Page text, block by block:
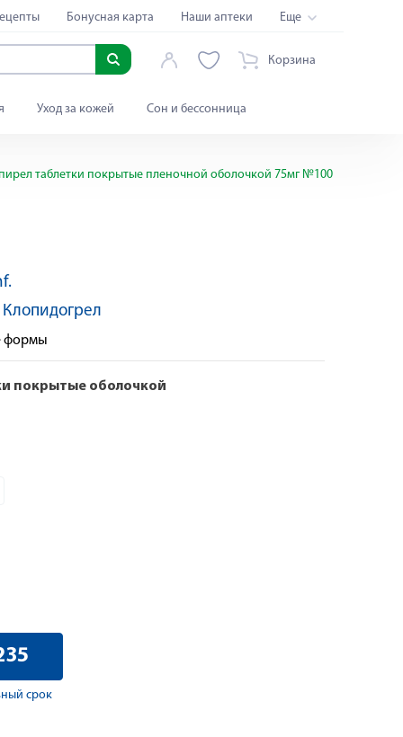
Бонусная карта Наши аптеки Еще
Корзина
Уход за кожей Сон и бессонница
таблетки покрытые пленочной оболочкой 75мг №100
Клопидогрел
формы
покрытые оболочкой
срок